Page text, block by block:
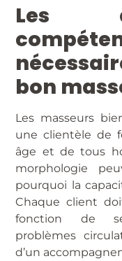
Les
bon
Les masseurs
une clientèle de
âge et de tous
morphologie
pourquoi la
Chaque client
fonction de
problèmes
d’un